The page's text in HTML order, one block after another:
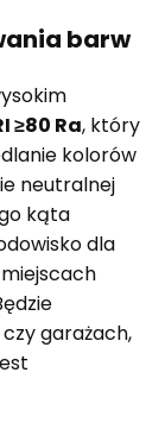
barw
≥80 Ra, który
kolorów
neutralnej
kąta
dla
garażach,